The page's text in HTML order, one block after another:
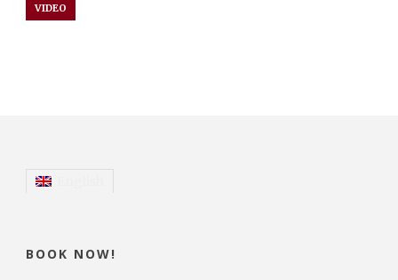
VIDEO
BOOK NOW!